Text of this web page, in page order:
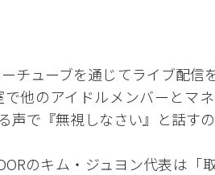
チューブを通じてライブ配信
他のアイドルメンバーとマ
声で『無視しなさい』と話す
のキム・ジュヨン代表は「